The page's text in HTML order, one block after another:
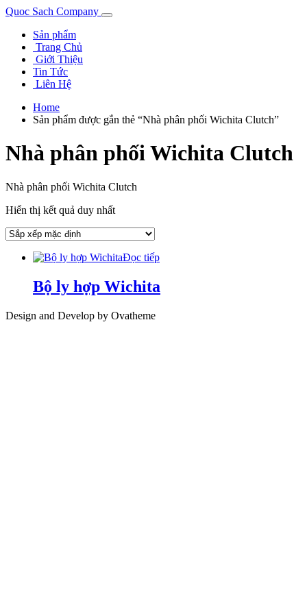
Quoc Sach Company
Sản phẩm
Trang Chủ
Giới Thiệu
Tin Tức
Liên Hệ
Home
Sản phẩm được gắn thẻ “Nhà phân phối Wichita Clutch”
Nhà phân phối Wichita Clutch
Nhà phân phối Wichita Clutch
Hiển thị kết quả duy nhất
Đọc tiếp
Bộ ly hợp Wichita
Design and Develop by Ovatheme